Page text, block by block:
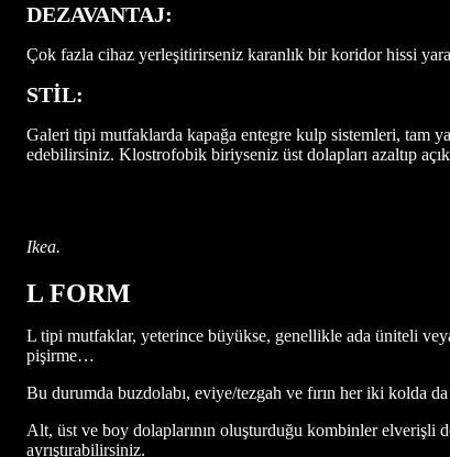
DEZAVANTAJ:
Çok fazla cihaz yerleşitirirseniz karanlık bir koridor hissi
STİL:
Galeri tipi mutfaklarda kapağa entegre kulp sistemleri, tam
edebilirsiniz. Klostrofobik biriyseniz üst dolapları azaltıp
Ikea.
L FORM
L tipi mutfaklar, yeterince büyükse, genellikle ada üniteli
pişirme…
Bu durumda buzdolabı, eviye/tezgah ve fırın her iki kolda
Alt, üst ve boy dolaplarının oluşturduğu kombinler elverişli
ayrıştırabilirsiniz.